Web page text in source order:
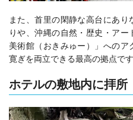
また、首里の閑静な高台にあ
りや、沖縄の自然・歴史・アー
美術館（おきみゅー）」への
寛ぎを両立できる最高の拠点です
ホテルの敷地内に拝所